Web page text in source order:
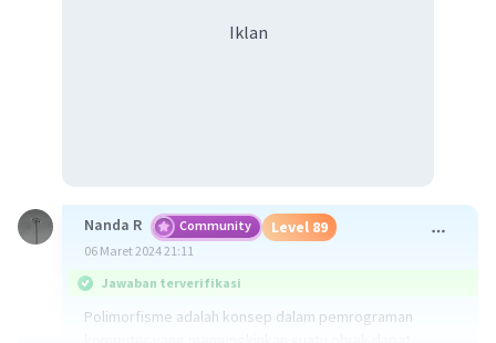
Iklan
Nanda R Community Level 89
06 Maret 2024 21:11
Jawaban terverifikasi
Polimorfisme adalah konsep dalam pemrograman